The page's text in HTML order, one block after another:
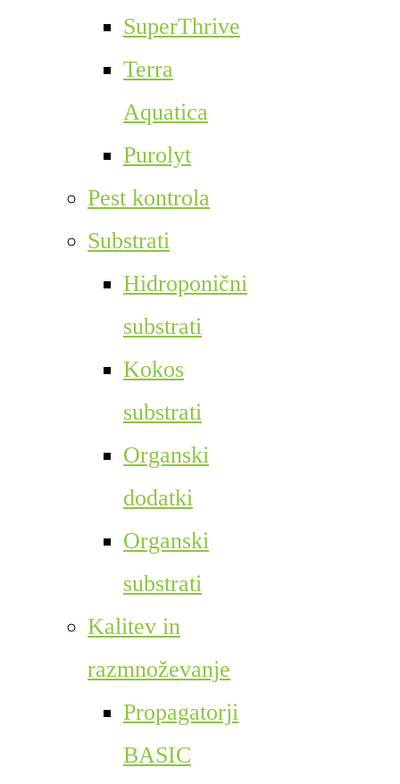
SuperThrive
Terra
Aquatica
Purolyt
Pest kontrola
Substrati
Hidroponični
substrati
Kokos
substrati
Organski
dodatki
Organski
substrati
Kalitev in
razmnoževanje
Propagatorji
BASIC